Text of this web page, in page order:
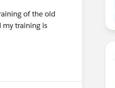
of the old
my training is